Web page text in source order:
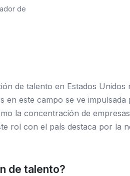
de
de talento en Estados
en este campo se ve
la concentración de
rol con el país destaca por la
de talento?